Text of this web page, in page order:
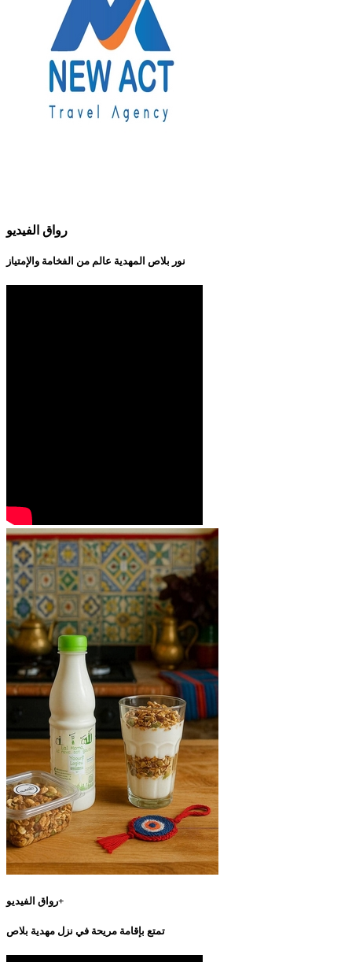
رواق الفيديو
نور بلاص المهدية عالم من الفخامة والإمتياز
رواق الفيديو+
تمتع بإقامة مريحة في نزل مهدية بلاص